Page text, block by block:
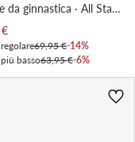
Scarpe da ginnastica · All Star · Beige
attuale
€
69,95 €-14%
più basso63,95 €-6%